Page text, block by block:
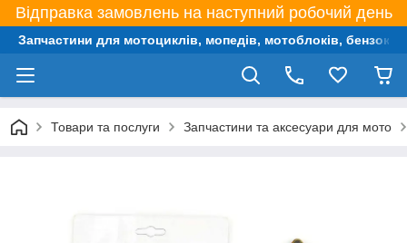
Відправка замовлень на наступний робочий день
Запчастини для мотоциклів, мопедів, мотоблоків,
Товари та послуги Запчастини та аксесуари для мото